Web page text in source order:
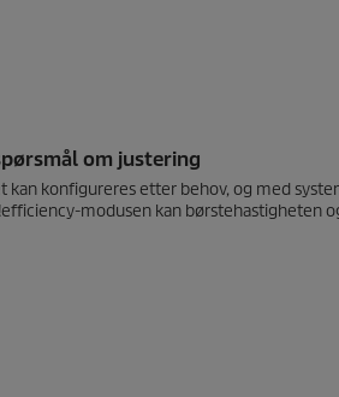
om justering
kan konfigureres etter behov, og med
-modusen kan børstehastigheten